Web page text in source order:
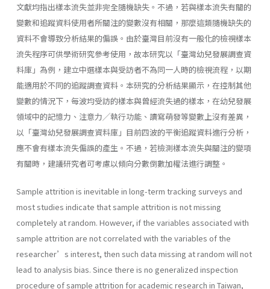
文獻均指出樣本流失並非完全隨機缺失。不過，若與樣本流失有關的
變數和追蹤資料使用者所關注的變數沒有相關，那麼這類隨機缺失的
資料不會導致分析結果的偏誤。由於臺灣目前沒有一般化的檢視樣本
流失程序可供學術研究參考使用，故本研究以「臺灣幼兒發展調查資
料庫」為例，建立中選樣本與受訪者不為同一人時的檢視流程，以期
能適用於不同的追蹤調查資料。本研究的分析結果顯示，在控制其他
變數的情況下，每波均受訪的樣本與曾經流失過的樣本，在幼兒發展
領域中的記憶力、注意力╱執行功能、讀寫萌發等變數上沒有差異，
以「臺灣幼兒發展調查資料庫」目前四波的平衡追蹤資料進行分析，
應不會有樣本流失偏誤的產生。不過，若檢測樣本流失與關注的變項
有關時，建議研究者可考慮以傾向分數倒數加權法進行調整。
Sample attrition is inevitable in long-term tracking surveys and
most studies indicate that sample attrition is not missing
completely at random. However, if the variables associated with
sample attrition are not correlated with the variables of the
researcher’s interest, then such data missing at random will not
lead to analysis bias. Since there is no generalized inspection
procedure of sample attrition for academic research in Taiwan,